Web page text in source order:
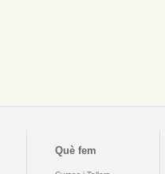
Què fem